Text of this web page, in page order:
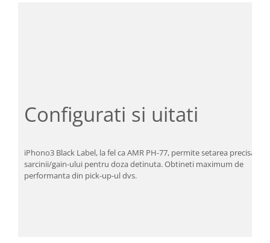
Configurati si uitati
iPhono3 Black Label, la fel ca AMR PH-77, permite setarea precisa a
sarcinii/gain-ului pentru doza detinuta. Obtineti maximum de
performanta din pick-up-ul dvs.